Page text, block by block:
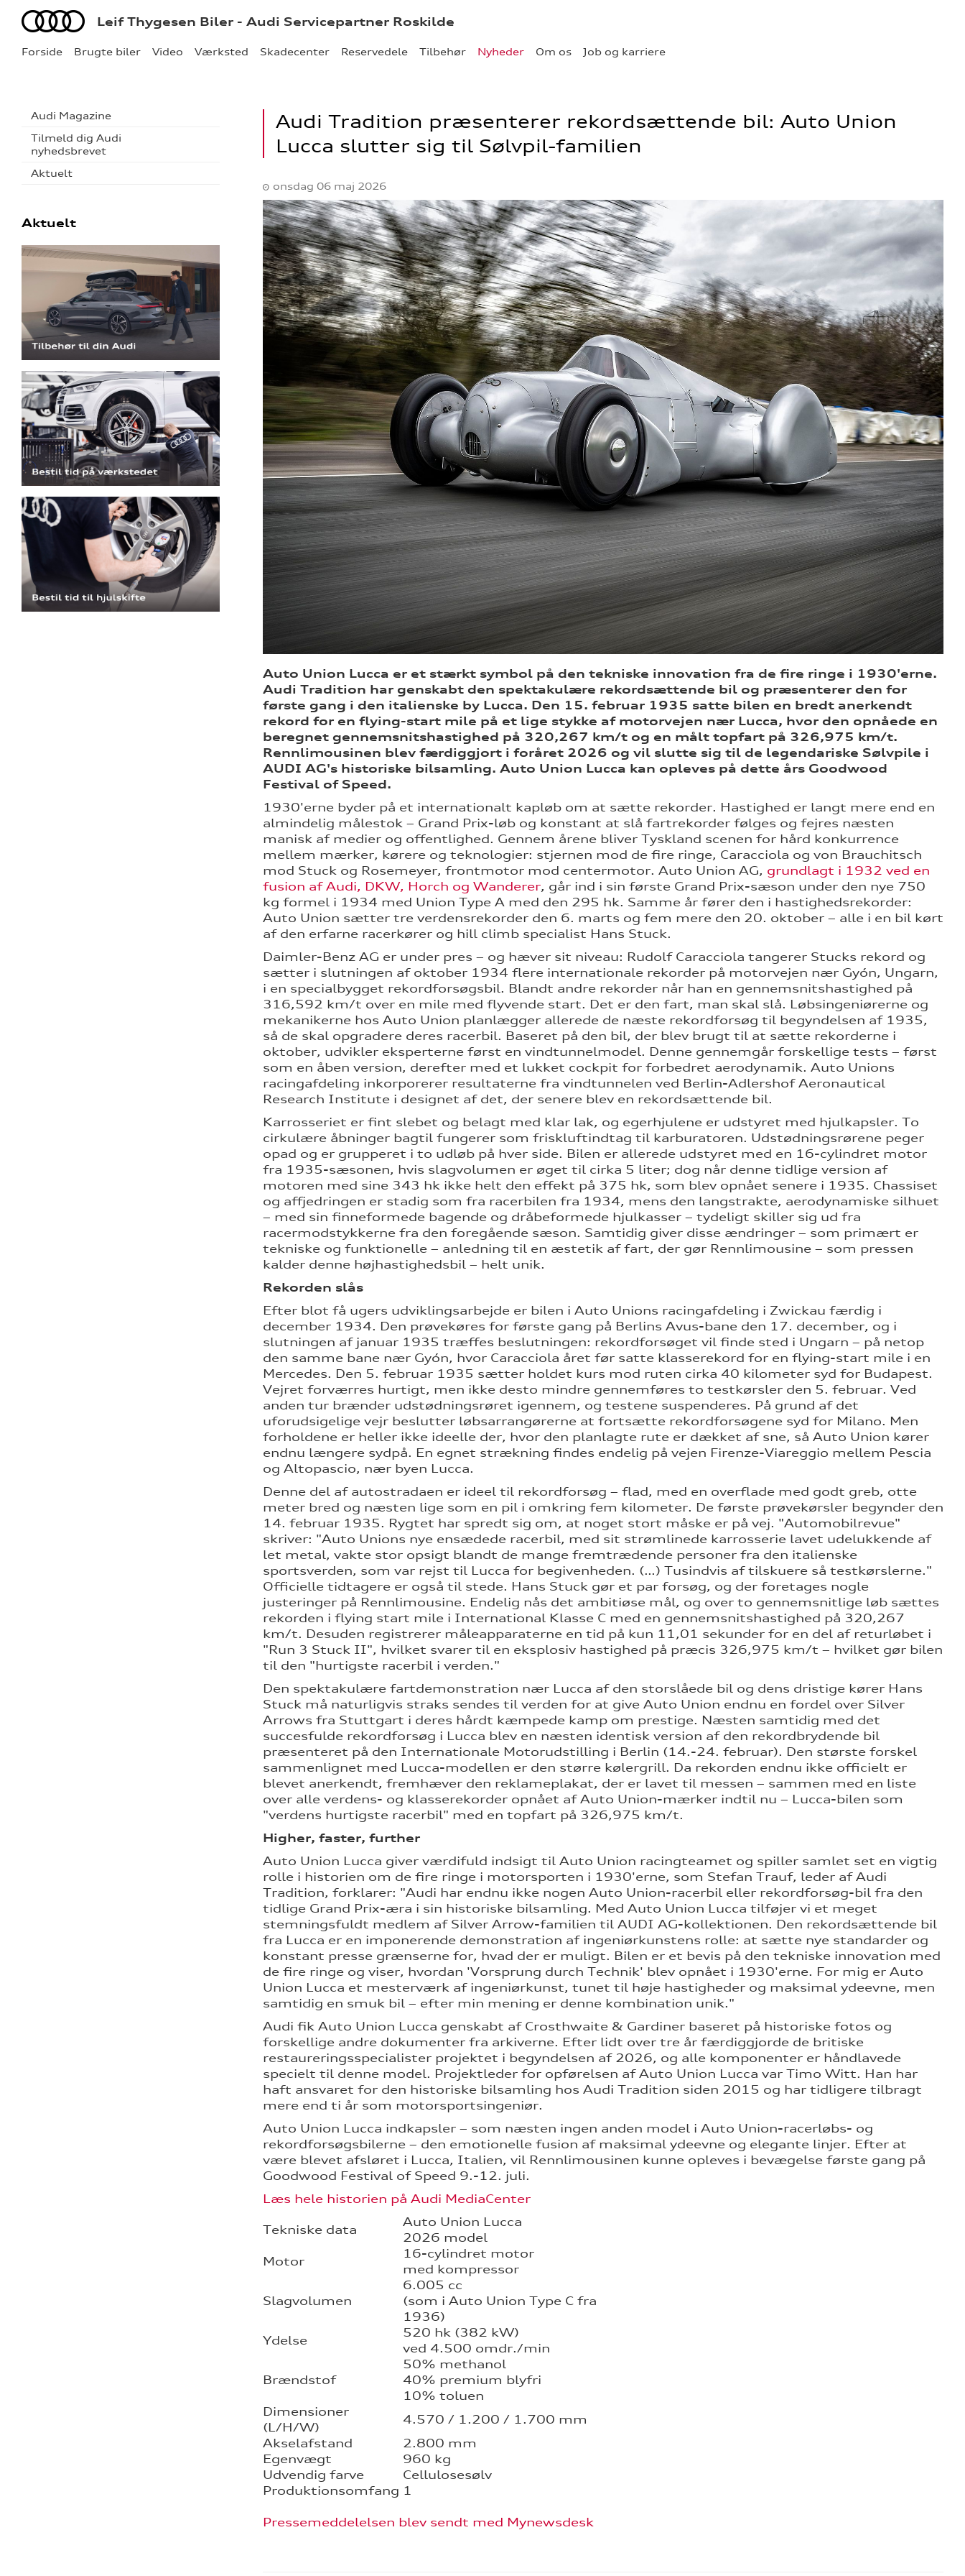
Forside Brugte biler Video Værksted Skadecenter Reservedele Tilbehør Nyheder Om os Job og karriere
Audi Leif Thygesen Biler - Audi Servicepartner Roskilde
Audi Magazine
Tilmeld dig Audi
nyhedsbrevet
Aktuelt
Aktuelt
Audi Tradition præsenterer rekordsættende bil: Auto Union
Lucca slutter sig til Sølvpil-familien
onsdag 06 maj 2026
Auto Union Lucca er et stærkt symbol på den tekniske innovation fra de fire ringe i 1930'erne.
Audi Tradition har genskabt den spektakulære rekordsættende bil og præsenterer den for
første gang i den italienske by Lucca. Den 15. februar 1935 satte bilen en bredt anerkendt
rekord for en flying-start mile på et lige stykke af motorvejen nær Lucca, hvor den opnåede en
beregnet gennemsnitshastighed på 320,267 km/t og en målt topfart på 326,975 km/t.
Rennlimousinen blev færdiggjort i foråret 2026 og vil slutte sig til de legendariske Sølvpile i
AUDI AG's historiske bilsamling. Auto Union Lucca kan opleves på dette års Goodwood
Festival of Speed.
1930'erne byder på et internationalt kapløb om at sætte rekorder. Hastighed er langt mere end en
almindelig målestok – Grand Prix-løb og konstant at slå fartrekorder følges og fejres næsten
manisk af medier og offentlighed. Gennem årene bliver Tyskland scenen for hård konkurrence
mellem mærker, kørere og teknologier: stjernen mod de fire ringe, Caracciola og von Brauchitsch
mod Stuck og Rosemeyer, frontmotor mod centermotor. Auto Union AG, grundlagt i 1932 ved en
fusion af Audi, DKW, Horch og Wanderer, går ind i sin første Grand Prix-sæson under den nye 750
kg formel i 1934 med Union Type A med den 295 hk. Samme år fører den i hastighedsrekorder:
Auto Union sætter tre verdensrekorder den 6. marts og fem mere den 20. oktober – alle i en bil kørt
af den erfarne racerkører og hill climb specialist Hans Stuck.
Daimler-Benz AG er under pres – og hæver sit niveau: Rudolf Caracciola tangerer Stucks rekord og
sætter i slutningen af oktober 1934 flere internationale rekorder på motorvejen nær Gyón, Ungarn,
i en specialbygget rekordforsøgsbil. Blandt andre rekorder når han en gennemsnitshastighed på
316,592 km/t over en mile med flyvende start. Det er den fart, man skal slå. Løbsingeniørerne og
mekanikerne hos Auto Union planlægger allerede de næste rekordforsøg til begyndelsen af 1935,
så de skal opgradere deres racerbil. Baseret på den bil, der blev brugt til at sætte rekorderne i
oktober, udvikler eksperterne først en vindtunnelmodel. Denne gennemgår forskellige tests – først
som en åben version, derefter med et lukket cockpit for forbedret aerodynamik. Auto Unions
racingafdeling inkorporerer resultaterne fra vindtunnelen ved Berlin-Adlershof Aeronautical
Research Institute i designet af det, der senere blev en rekordsættende bil.
Karrosseriet er fint slebet og belagt med klar lak, og egerhjulene er udstyret med hjulkapsler. To
cirkulære åbninger bagtil fungerer som friskluftindtag til karburatoren. Udstødningsrørene peger
opad og er grupperet i to udløb på hver side. Bilen er allerede udstyret med en 16-cylindret motor
fra 1935-sæsonen, hvis slagvolumen er øget til cirka 5 liter; dog når denne tidlige version af
motoren med sine 343 hk ikke helt den effekt på 375 hk, som blev opnået senere i 1935. Chassiset
og affjedringen er stadig som fra racerbilen fra 1934, mens den langstrakte, aerodynamiske silhuet
– med sin finneformede bagende og dråbeformede hjulkasser – tydeligt skiller sig ud fra
racermodstykkerne fra den foregående sæson. Samtidig giver disse ændringer – som primært er
tekniske og funktionelle – anledning til en æstetik af fart, der gør Rennlimousine – som pressen
kalder denne højhastighedsbil – helt unik.
Rekorden slås
Efter blot få ugers udviklingsarbejde er bilen i Auto Unions racingafdeling i Zwickau færdig i
december 1934. Den prøvekøres for første gang på Berlins Avus-bane den 17. december, og i
slutningen af januar 1935 træffes beslutningen: rekordforsøget vil finde sted i Ungarn – på netop
den samme bane nær Gyón, hvor Caracciola året før satte klasserekord for en flying-start mile i en
Mercedes. Den 5. februar 1935 sætter holdet kurs mod ruten cirka 40 kilometer syd for Budapest.
Vejret forværres hurtigt, men ikke desto mindre gennemføres to testkørsler den 5. februar. Ved
anden tur brænder udstødningsrøret igennem, og testene suspenderes. På grund af det
uforudsigelige vejr beslutter løbsarrangørerne at fortsætte rekordforsøgene syd for Milano. Men
forholdene er heller ikke ideelle der, hvor den planlagte rute er dækket af sne, så Auto Union kører
endnu længere sydpå. En egnet strækning findes endelig på vejen Firenze-Viareggio mellem Pescia
og Altopascio, nær byen Lucca.
Denne del af autostradaen er ideel til rekordforsøg – flad, med en overflade med godt greb, otte
meter bred og næsten lige som en pil i omkring fem kilometer. De første prøvekørsler begynder den
14. februar 1935. Rygtet har spredt sig om, at noget stort måske er på vej. "Automobilrevue"
skriver: "Auto Unions nye ensædede racerbil, med sit strømlinede karrosserie lavet udelukkende af
let metal, vakte stor opsigt blandt de mange fremtrædende personer fra den italienske
sportsverden, som var rejst til Lucca for begivenheden. (…) Tusindvis af tilskuere så testkørslerne."
Officielle tidtagere er også til stede. Hans Stuck gør et par forsøg, og der foretages nogle
justeringer på Rennlimousine. Endelig nås det ambitiøse mål, og over to gennemsnitlige løb sættes
rekorden i flying start mile i International Klasse C med en gennemsnitshastighed på 320,267
km/t. Desuden registrerer måleapparaterne en tid på kun 11,01 sekunder for en del af returløbet i
"Run 3 Stuck II", hvilket svarer til en eksplosiv hastighed på præcis 326,975 km/t – hvilket gør bilen
til den "hurtigste racerbil i verden."
Den spektakulære fartdemonstration nær Lucca af den storslåede bil og dens dristige kører Hans
Stuck må naturligvis straks sendes til verden for at give Auto Union endnu en fordel over Silver
Arrows fra Stuttgart i deres hårdt kæmpede kamp om prestige. Næsten samtidig med det
succesfulde rekordforsøg i Lucca blev en næsten identisk version af den rekordbrydende bil
præsenteret på den Internationale Motorudstilling i Berlin (14.-24. februar). Den største forskel
sammenlignet med Lucca-modellen er den større kølergrill. Da rekorden endnu ikke officielt er
blevet anerkendt, fremhæver den reklameplakat, der er lavet til messen – sammen med en liste
over alle verdens- og klasserekorder opnået af Auto Union-mærker indtil nu – Lucca-bilen som
"verdens hurtigste racerbil" med en topfart på 326,975 km/t.
Higher, faster, further
Auto Union Lucca giver værdifuld indsigt til Auto Union racingteamet og spiller samlet set en vigtig
rolle i historien om de fire ringe i motorsporten i 1930'erne, som Stefan Trauf, leder af Audi
Tradition, forklarer: "Audi har endnu ikke nogen Auto Union-racerbil eller rekordforsøg-bil fra den
tidlige Grand Prix-æra i sin historiske bilsamling. Med Auto Union Lucca tilføjer vi et meget
stemningsfuldt medlem af Silver Arrow-familien til AUDI AG-kollektionen. Den rekordsættende bil
fra Lucca er en imponerende demonstration af ingeniørkunstens rolle: at sætte nye standarder og
konstant presse grænserne for, hvad der er muligt. Bilen er et bevis på den tekniske innovation med
de fire ringe og viser, hvordan 'Vorsprung durch Technik' blev opnået i 1930'erne. For mig er Auto
Union Lucca et mesterværk af ingeniørkunst, tunet til høje hastigheder og maksimal ydeevne, men
samtidig en smuk bil – efter min mening er denne kombination unik."
Audi fik Auto Union Lucca genskabt af Crosthwaite & Gardiner baseret på historiske fotos og
forskellige andre dokumenter fra arkiverne. Efter lidt over tre år færdiggjorde de britiske
restaureringsspecialister projektet i begyndelsen af 2026, og alle komponenter er håndlavede
specielt til denne model. Projektleder for opførelsen af Auto Union Lucca var Timo Witt. Han har
haft ansvaret for den historiske bilsamling hos Audi Tradition siden 2015 og har tidligere tilbragt
mere end ti år som motorsportsingeniør.
Auto Union Lucca indkapsler – som næsten ingen anden model i Auto Union-racerløbs- og
rekordforsøgsbilerne – den emotionelle fusion af maksimal ydeevne og elegante linjer. Efter at
være blevet afsløret i Lucca, Italien, vil Rennlimousinen kunne opleves i bevægelse første gang på
Goodwood Festival of Speed 9.-12. juli.
Læs hele historien på Audi MediaCenter
Tekniske data
Auto Union Lucca
2026 model
Motor
16-cylindret motor
med kompressor
Slagvolumen
6.005 cc
(som i Auto Union Type C fra
1936)
Ydelse
520 hk (382 kW)
ved 4.500 omdr./min
Brændstof
50% methanol
40% premium blyfri
10% toluen
Dimensioner
(L/H/W)
4.570 / 1.200 / 1.700 mm
Akselafstand
2.800 mm
Egenvægt
960 kg
Udvendig farve
Cellulosesølv
Produktionsomfang 1
Pressemeddelelsen blev sendt med Mynewsdesk